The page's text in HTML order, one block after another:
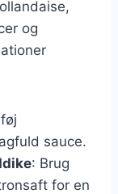
og
sauce.
: Brug
for en